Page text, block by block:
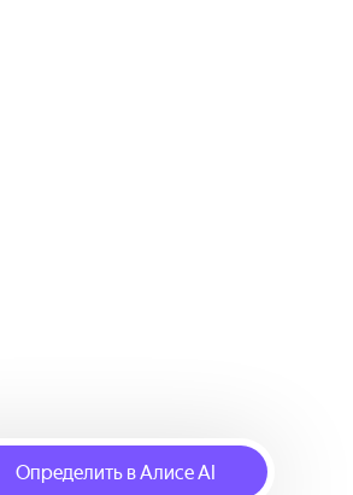
Определить в Алисе AI